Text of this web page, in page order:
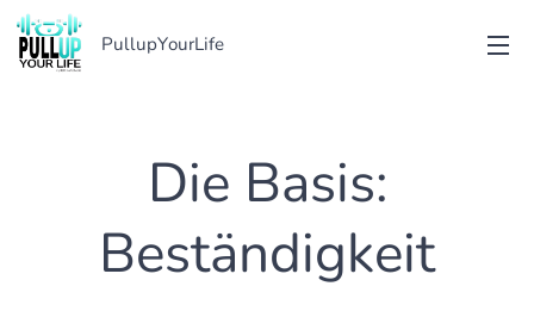
PullupYourLife
Die Basis:
Beständigkeit